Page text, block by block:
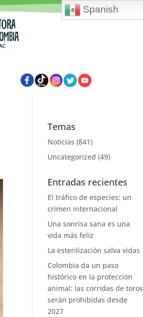
Temas
Noticias (841)
Uncategorized (49)
Entradas recientes
El tráfico de especies: un
crimen internacional
Una sonrisa sana es una
vida más feliz
La esterilización salva vidas
Colombia da un paso
histórico en la protección
animal: las corridas de toros
serán prohibidas desde
2027
Spanish